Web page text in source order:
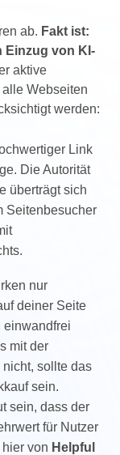
ab. Fakt ist:
Einzug von KI-
aktive
Webseiten
werden:
Link
Die Autorität
überträgt sich
Seitenbesucher
nur
deiner Seite
einwandfrei
mit der
sollte das
sein.
sein, dass der
für Nutzer
von Helpful